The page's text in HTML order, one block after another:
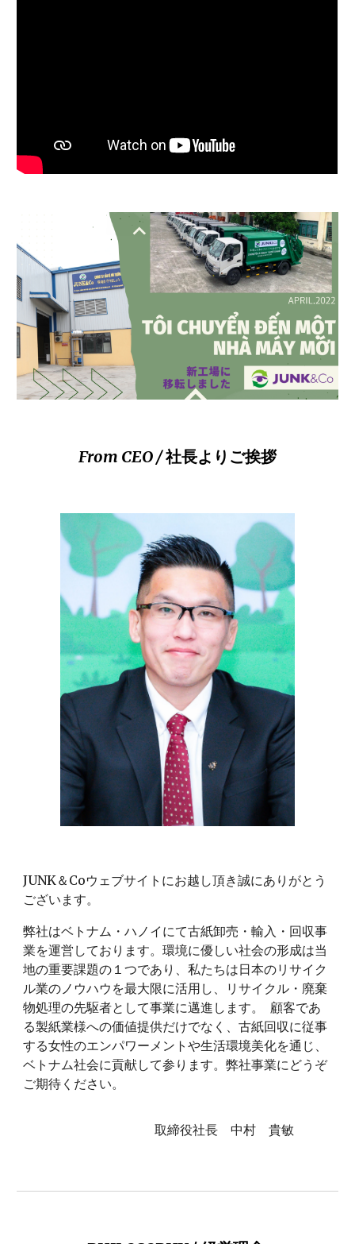
From CEO /社長よりご挨拶
JUNK＆Coウェブサイトにお越し頂き誠にありがとう
ございます。
弊社はベトナム・ハノイにて古紙卸売・輸入・回収事
業を運営しております。環境に優しい社会の形成は当
地の重要課題の１つであり、私たちは日本のリサイク
ル業のノウハウを最大限に活用し、リサイクル・廃棄
物処理の先駆者として事業に邁進します。 顧客であ
る製紙業様への価値提供だけでなく、古紙回収に従事
する女性のエンパワーメントや生活環境美化を通じ、
ベトナム社会に貢献して参ります。弊社事業にどうぞ
ご期待ください。
取締役社長 中村 貴敏